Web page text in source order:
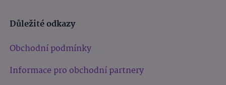
Důležité odkazy
Obchodní podmínky
Informace pro obchodní partnery